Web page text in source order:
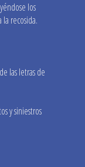
los
recosida.
las letras de
y siniestros